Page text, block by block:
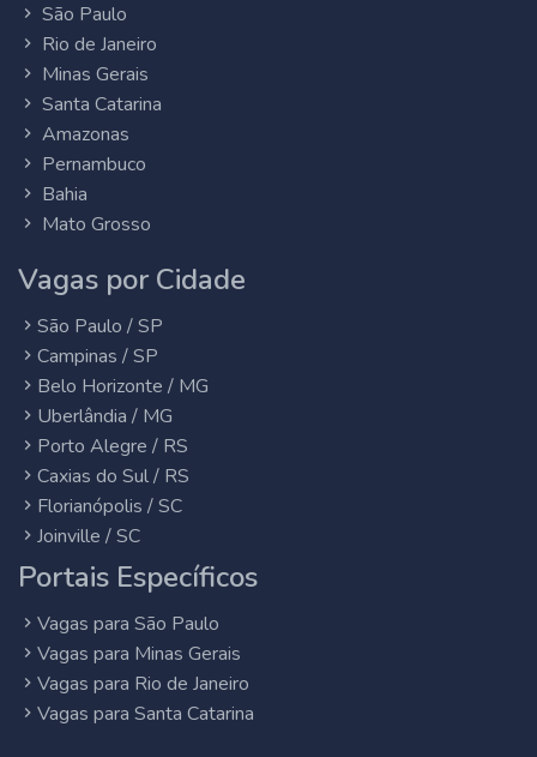
São Paulo
Rio de Janeiro
Minas Gerais
Santa Catarina
Amazonas
Pernambuco
Bahia
Mato Grosso
Vagas por Cidade
São Paulo / SP
Campinas / SP
Belo Horizonte / MG
Uberlândia / MG
Porto Alegre / RS
Caxias do Sul / RS
Florianópolis / SC
Joinville / SC
Portais Específicos
Vagas para São Paulo
Vagas para Minas Gerais
Vagas para Rio de Janeiro
Vagas para Santa Catarina